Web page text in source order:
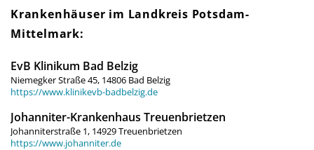
Krankenhäuser im Landkreis Potsdam-
Mittelmark:
EvB Klinikum Bad Belzig
Niemegker Straße 45, 14806 Bad Belzig
https://www.klinikevb-badbelzig.de
Johanniter-Krankenhaus Treuenbrietzen
Johanniterstraße 1, 14929 Treuenbrietzen
https://www.johanniter.de